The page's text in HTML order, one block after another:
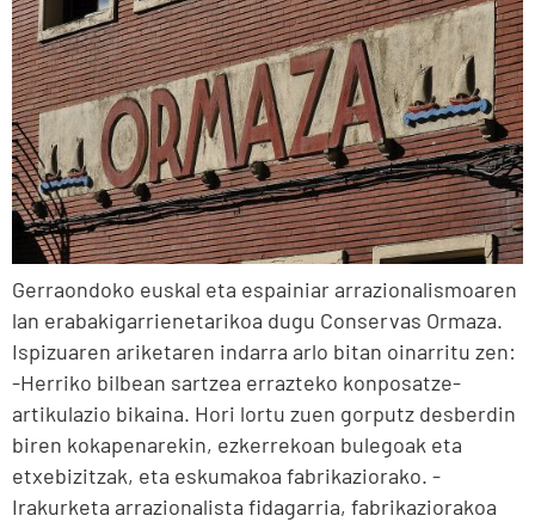
Gerraondoko euskal eta espainiar arrazionalismoaren
lan erabakigarrienetarikoa dugu Conservas Ormaza.
Ispizuaren ariketaren indarra arlo bitan oinarritu zen:
-Herriko bilbean sartzea errazteko konposatze-
artikulazio bikaina. Hori lortu zuen gorputz desberdin
biren kokapenarekin, ezkerrekoan bulegoak eta
etxebizitzak, eta eskumakoa fabrikaziorako. -
Irakurketa arrazionalista fidagarria, fabrikaziorakoa